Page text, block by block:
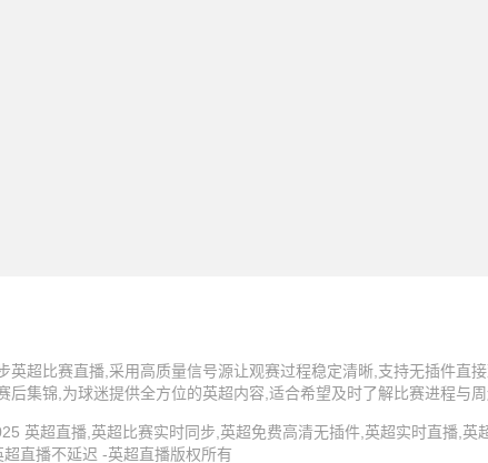
英超比赛直播,采用高质量信号源让观赛过程稳定清晰,支持无插件直
后集锦,为球迷提供全方位的英超内容,适合希望及时了解比赛进程与
英超直播,英超比赛实时同步,英超免费高清无插件,英超实时直播,英
直播不延迟 -英超直播版权所有